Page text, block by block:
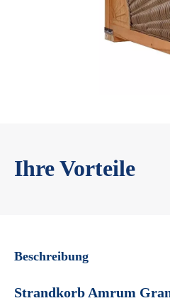
Ihre Vorteile
Beschreibung
Strandkorb Amrum